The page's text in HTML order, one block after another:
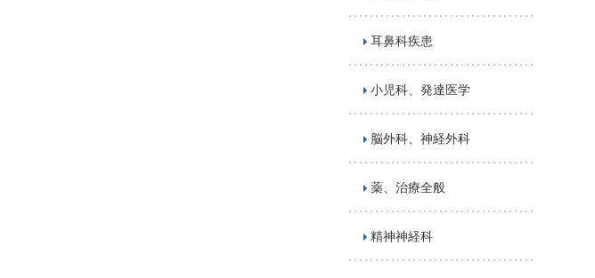
耳鼻科疾患
小児科、発達医学
脳外科、神経外科
薬、治療全般
精神神経科